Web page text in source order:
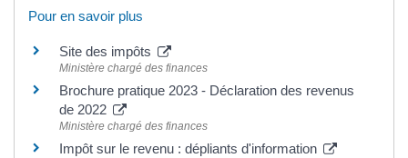
Pour en savoir plus
Site des impôts
Ministère chargé des finances
Brochure pratique 2023 - Déclaration des revenus
de 2022
Ministère chargé des finances
Impôt sur le revenu : dépliants d'information